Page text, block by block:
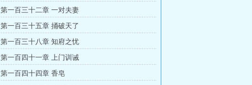
第一百三十二章 一对夫妻
第一百三十五章 捅破天了
第一百三十八章 知府之忧
第一百四十一章 上门训诫
第一百四十四章 香皂